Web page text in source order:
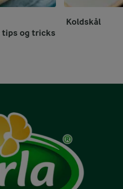
tips og tricks
Koldskål